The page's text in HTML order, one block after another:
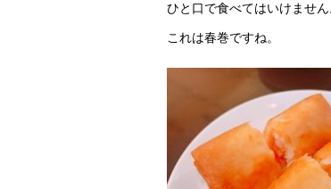
ひと口で食べてはいけません
これは春巻ですね。